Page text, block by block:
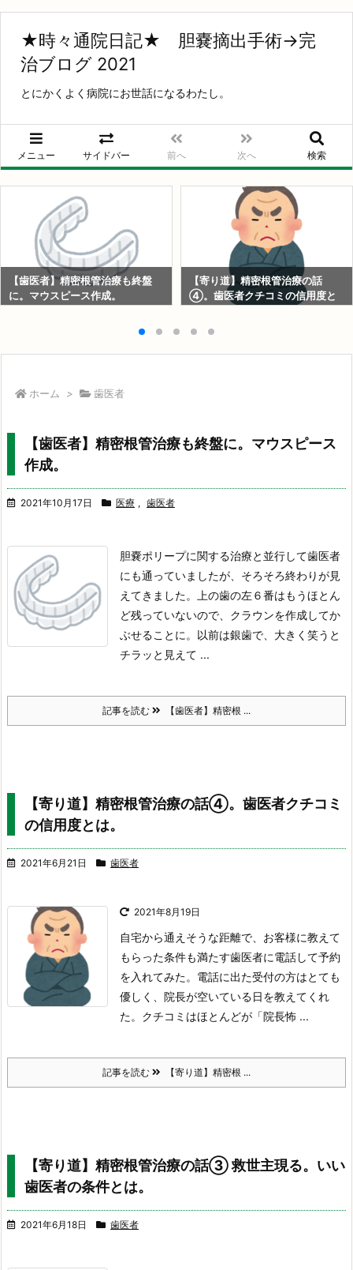
★時々通院日記★ 胆嚢摘出手術→完
治ブログ 2021
とにかくよく病院にお世話になるわたし。
メニュー サイドバー 前へ 次へ 検索
【歯医者】精密根管治療も終盤
に。マウスピース作成。
【寄り道】精密根管治療の話
④。歯医者クチコミの信用度と
ホーム > 歯医者
【歯医者】精密根管治療も終盤に。マウスピース
作成。
2021年10月17日 医療 , 歯医者
胆嚢ポリープに関する治療と並行して歯医者
にも通っていましたが、そろそろ終わりが見
えてきました。
上の歯の左６番はもうほとん
ど残っていないので、クラウンを作成してか
ぶせることに。 以前は銀歯で、大きく笑うと
チラッと見えて ...
記事を読む 【歯医者】精密根 ...
【寄り道】精密根管治療の話④。歯医者クチコミ
の信用度とは。
2021年6月21日 歯医者
2021年8月19日
自宅から通えそうな距離で、お客様に教えて
もらった条件も満たす歯医者に電話して予約
を入れてみた。 電話に出た受付の方はとても
優しく、院長が空いている日を教えてくれ
た。 クチコミはほとんどが「院長怖 ...
記事を読む 【寄り道】精密根 ...
【寄り道】精密根管治療の話③ 救世主現る。いい
歯医者の条件とは。
2021年6月18日 歯医者